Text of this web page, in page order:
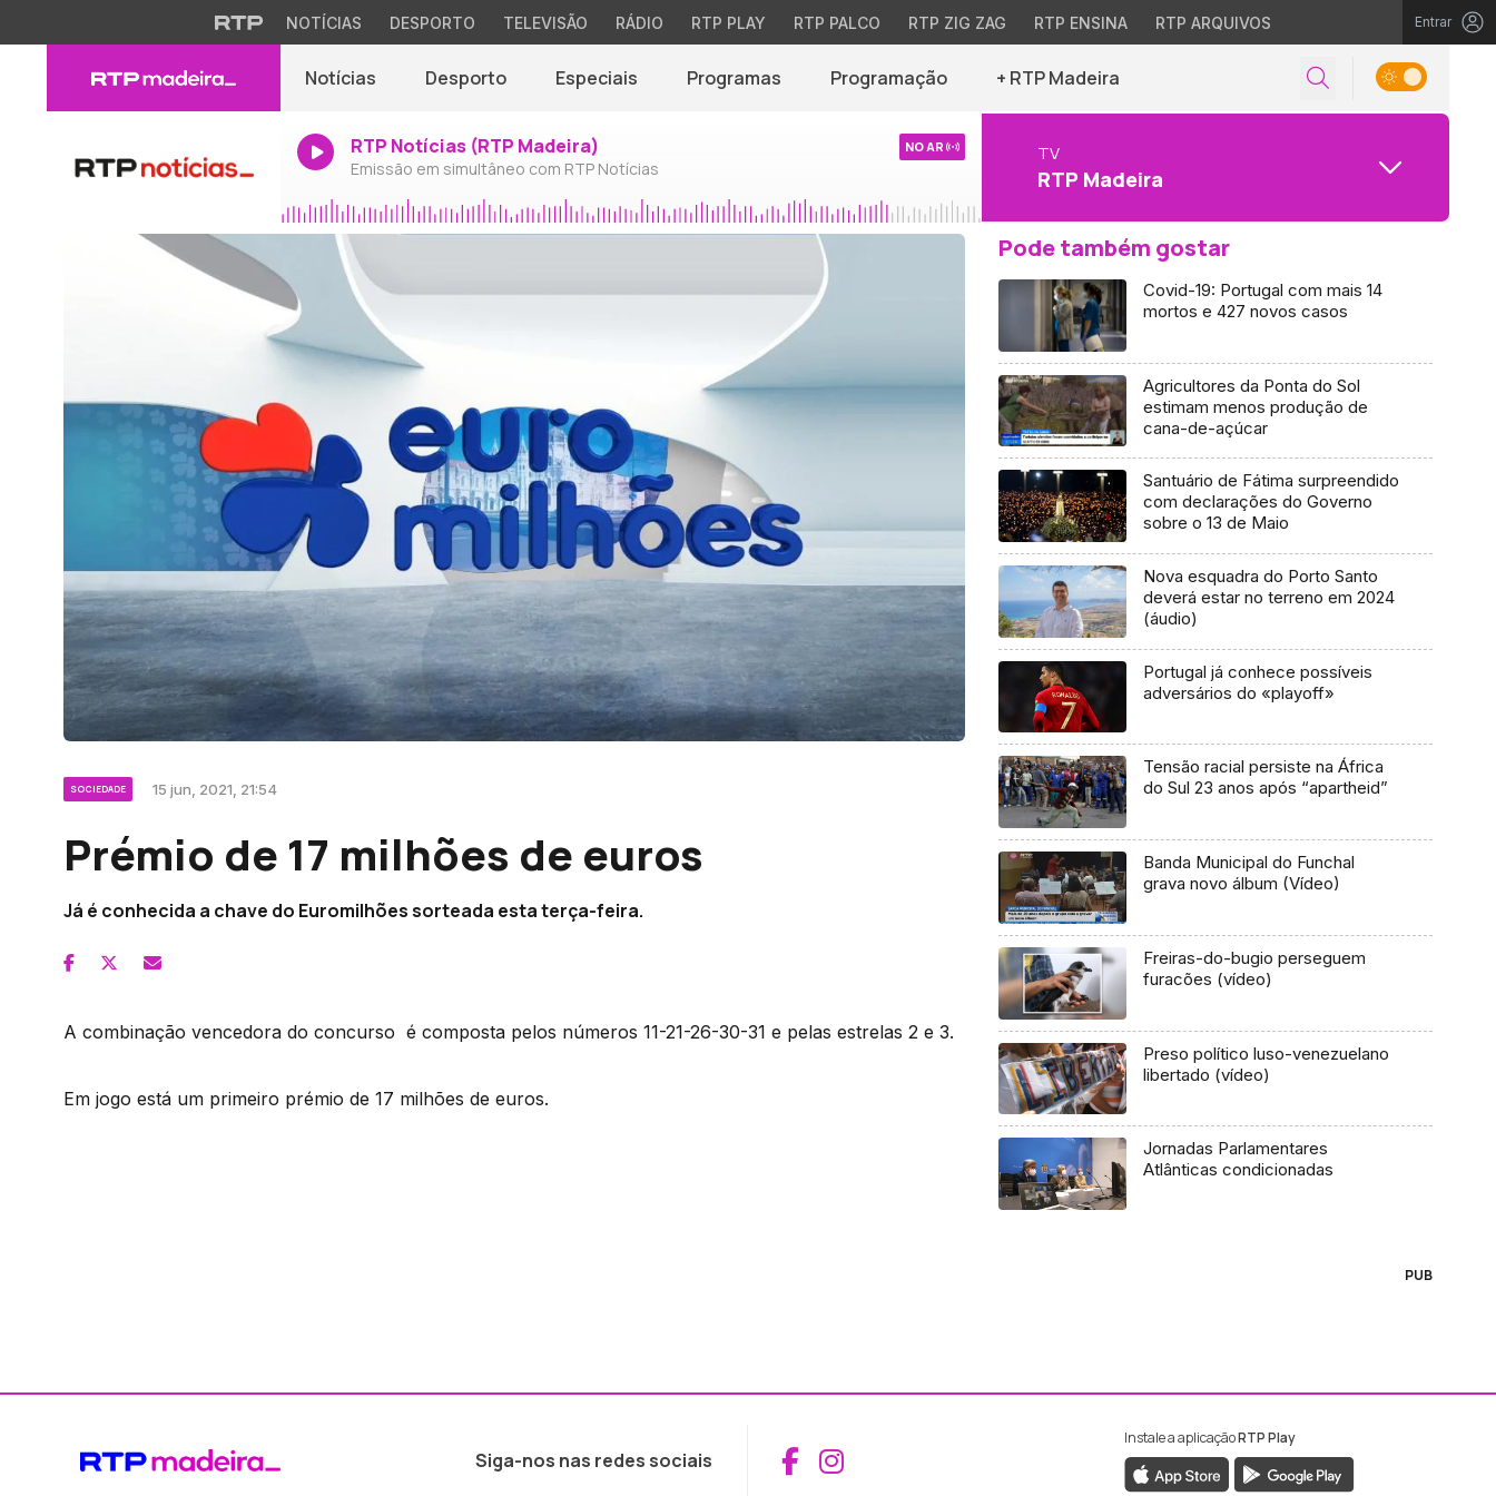
NOTÍCIAS DESPORTO TELEVISÃO RÁDIO RTP PLAY RTP PALCO RTP ZIG ZAG RTP ENSINA RTP ARQUIVOS Entrar
Notícias Desporto Especiais Programas Programação + RTP Madeira
RTP Notícias (RTP Madeira)
Emissão em simultâneo com RTP Notícias
NO AR TV
RTP Madeira
SOCIEDADE 15 jun, 2021, 21:54
Prémio de 17 milhões de euros
Já é conhecida a chave do Euromilhões sorteada esta terça-feira.
A combinação vencedora do concurso é composta pelos números 11-21-26-30-31 e pelas estrelas 2 e 3.
Em jogo está um primeiro prémio de 17 milhões de euros.
Pode também gostar
Covid-19: Portugal com mais 14
mortos e 427 novos casos
Agricultores da Ponta do Sol
estimam menos produção de
cana-de-açúcar
Santuário de Fátima surpreendido
com declarações do Governo
sobre o 13 de Maio
Nova esquadra do Porto Santo
deverá estar no terreno em 2024
(áudio)
Portugal já conhece possíveis
adversários do «playoff»
Tensão racial persiste na África
do Sul 23 anos após “apartheid”
Banda Municipal do Funchal
grava novo álbum (Vídeo)
Freiras-do-bugio perseguem
furacões (vídeo)
Preso político luso-venezuelano
libertado (vídeo)
Jornadas Parlamentares
Atlânticas condicionadas
PUB
Siga-nos nas redes sociais Aceder ao Facebook da RTP Madeira
Aceder ao Instagram da RTP Madeira
Instale a aplicaçãoRTP Play